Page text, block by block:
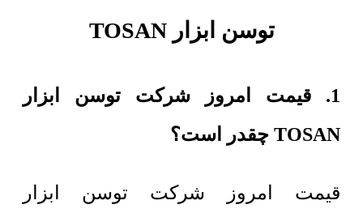
توسن ابزار TOSAN
1. قیمت امروز شرکت توسن ابزار
TOSAN چقدر است؟
قیمت امروز شرکت توسن ابزار